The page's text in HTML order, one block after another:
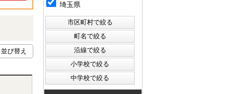
埼玉県